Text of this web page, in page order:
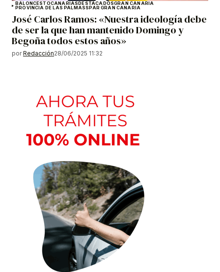
BALONCESTOCANARIASDESTACADOSGRAN CANARIA
PROVINCIA DE LAS PALMASSPAR GRAN CANARIA
José Carlos Ramos: «Nuestra ideología debe
de ser la que han mantenido Domingo y
Begoña todos estos años»
por Redacción28/06/2025 11:32